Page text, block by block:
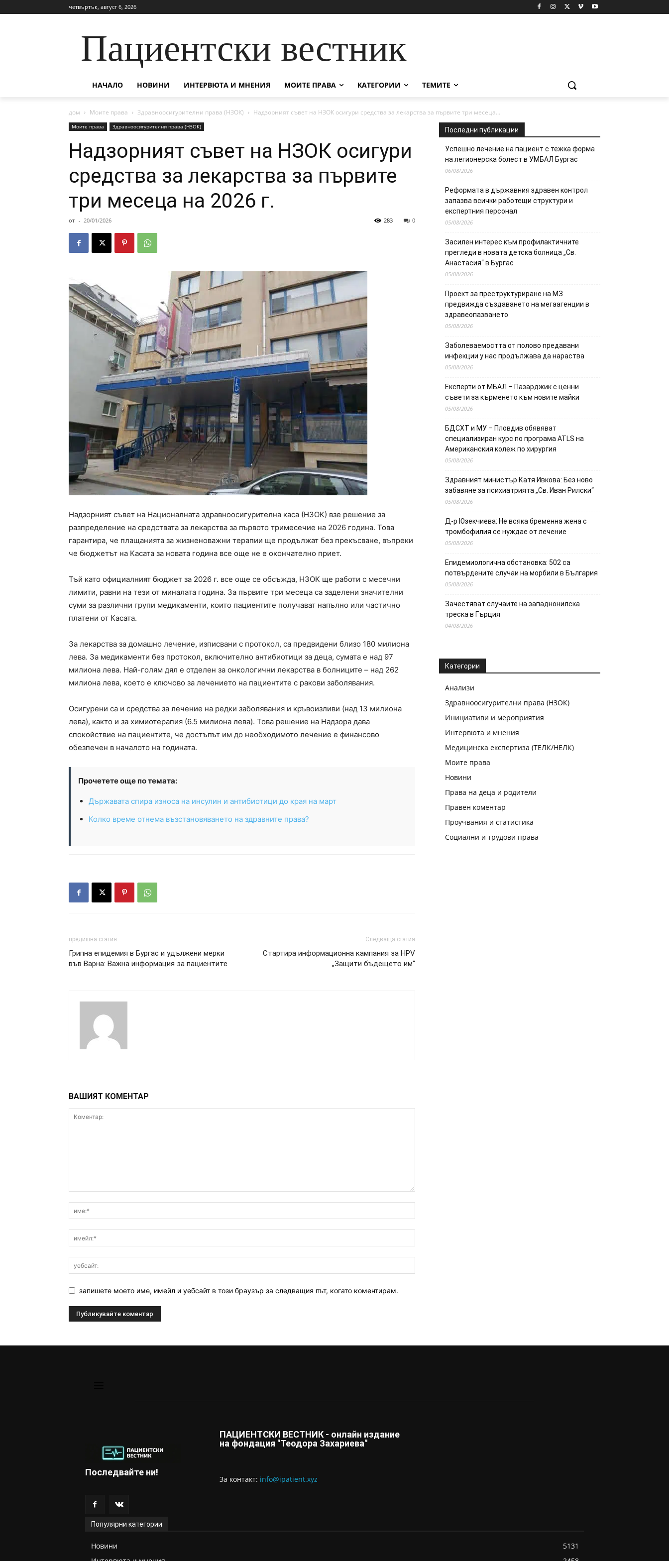
четвъртък, август 6, 2026
Пациентски вестник
НАЧАЛО НОВИНИ ИНТЕРВЮТА И МНЕНИЯ МОИТЕ ПРАВА КАТЕГОРИИ ТЕМИТЕ
дом Моите права Здравноосигурителни права (НЗОК) Надзорният съвет на НЗОК осигури средства за лекарства за първите три месеца...
Моите права Здравноосигурителни права (НЗОК)
Надзорният съвет на НЗОК осигури
средства за лекарства за първите
три месеца на 2026 г.
от - 20/01/2026 0
283
Надзорният съвет на Националната здравноосигурителна каса (НЗОК) взе решение за
разпределение на средствата за лекарства за първото тримесечие на 2026 година. Това
гарантира, че плащанията за жизненоважни терапии ще продължат без прекъсване, въпреки
че бюджетът на Касата за новата година все още не е окончателно приет.
Тъй като официалният бюджет за 2026 г. все още се обсъжда, НЗОК ще работи с месечни
лимити, равни на тези от миналата година. За първите три месеца са заделени значителни
суми за различни групи медикаменти, които пациентите получават напълно или частично
платени от Касата.
За лекарства за домашно лечение, изписвани с протокол, са предвидени близо 180 милиона
лева. За медикаменти без протокол, включително антибиотици за деца, сумата е над 97
милиона лева. Най-голям дял е отделен за онкологични лекарства в болниците – над 262
милиона лева, което е ключово за лечението на пациентите с ракови заболявания.
Осигурени са и средства за лечение на редки заболявания и кръвоизливи (над 13 милиона
лева), както и за химиотерапия (6.5 милиона лева). Това решение на Надзора дава
спокойствие на пациентите, че достъпът им до необходимото лечение е финансово
обезпечен в началото на годината.
Прочетете още по темата:
Държавата спира износа на инсулин и антибиотици до края на март
Колко време отнема възстановяването на здравните права?
предишна статия
Грипна епидемия в Бургас и удължени мерки
във Варна: Важна информация за пациентите
Следваща статия
Стартира информационна кампания за HPV
„Защити бъдещето им“
ВАШИЯТ КОМЕНТАР
запишете моето име, имейл и уебсайт в този браузър за следващия път, когато коментирам.
Последни публикации
Успешно лечение на пациент с тежка форма
на легионерска болест в УМБАЛ Бургас
06/08/2026
Реформата в държавния здравен контрол
запазва всички работещи структури и
експертния персонал
05/08/2026
Засилен интерес към профилактичните
прегледи в новата детска болница „Св.
Анастасия“ в Бургас
05/08/2026
Проект за преструктуриране на МЗ
предвижда създаването на мегаагенции в
здравеопазването
05/08/2026
Заболеваемостта от полово предавани
инфекции у нас продължава да нараства
05/08/2026
Експерти от МБАЛ – Пазарджик с ценни
съвети за кърменето към новите майки
05/08/2026
БДСХТ и МУ – Пловдив обявяват
специализиран курс по програма ATLS на
Американския колеж по хирургия
05/08/2026
Здравният министър Катя Ивкова: Без ново
забавяне за психиатрията „Св. Иван Рилски“
05/08/2026
Д-р Юзекчиева: Не всяка бременна жена с
тромбофилия се нуждае от лечение
05/08/2026
Епидемиологична обстановка: 502 са
потвърдените случаи на морбили в България
05/08/2026
Зачестяват случаите на западнонилска
треска в Гърция
04/08/2026
Категории
Анализи
Здравноосигурителни права (НЗОК)
Инициативи и мероприятия
Интервюта и мнения
Медицинска експертиза (ТЕЛК/НЕЛК)
Моите права
Новини
Права на деца и родители
Правен коментар
Проучвания и статистика
Социални и трудови права
Последвайте ни!
ПАЦИЕНТСКИ ВЕСТНИК - онлайн издание
на фондация "Теодора Захариева"
За контaкт: info@ipatient.xyz
Популярни категории
Новини
5131